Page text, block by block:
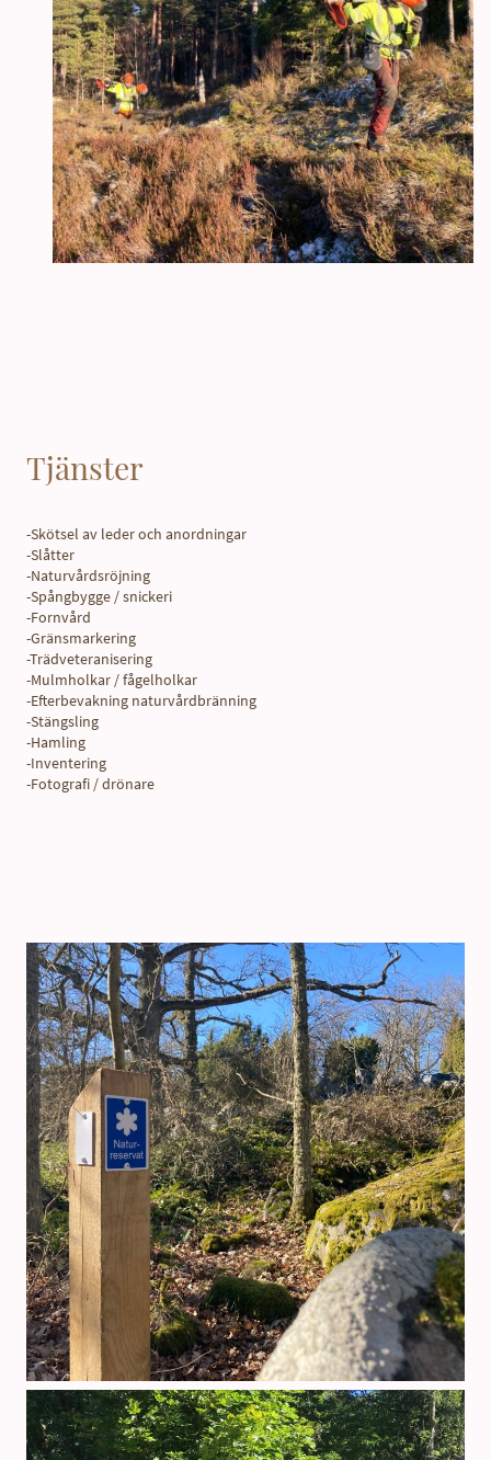
Tjänster
-Skötsel av leder och anordningar
-Slåtter
-Naturvårdsröjning
-Spångbygge / snickeri
-Fornvård
-Gränsmarkering
-Trädveteranisering
-Mulmholkar / fågelholkar
-Efterbevakning naturvårdbränning
-Stängsling
-Hamling
-Inventering
-Fotografi / drönare